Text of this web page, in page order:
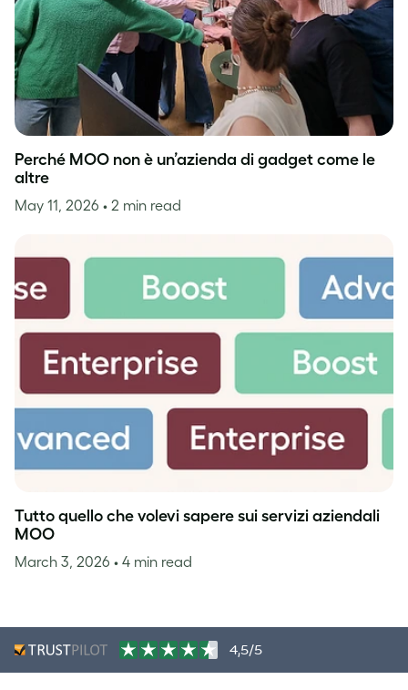
Perché MOO non è un’azienda di gadget come le
altre
May 11, 2026 • 2 min read
Tutto quello che volevi sapere sui servizi aziendali
MOO
March 3, 2026 • 4 min read
4,5/5